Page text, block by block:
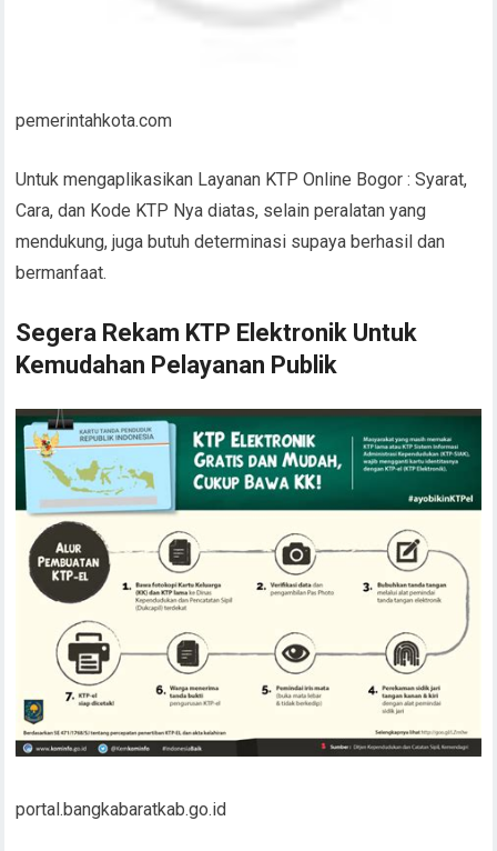
pemerintahkota.com
Untuk mengaplikasikan Layanan KTP Online Bogor : Syarat,
Cara, dan Kode KTP Nya diatas, selain peralatan yang
mendukung, juga butuh determinasi supaya berhasil dan
bermanfaat.
Segera Rekam KTP Elektronik Untuk
Kemudahan Pelayanan Publik
portal.bangkabaratkab.go.id